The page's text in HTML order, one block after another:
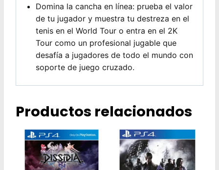
Domina la cancha en línea: prueba el valor
de tu jugador y muestra tu destreza en el
tenis en el World Tour o entra en el 2K
Tour como un profesional jugable que
desafía a jugadores de todo el mundo con
soporte de juego cruzado.
Productos relacionados